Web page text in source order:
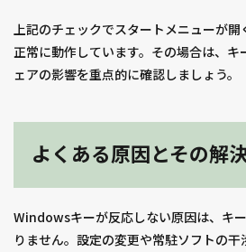
上記のチェックでスタートメニューが
正常に動作しています。その場合は、キ
ェアの影響を重点的に確認しましょう。
よくある原因とその解
Windowsキーが反応しない原因は、キ
りません。設定の変更や常駐ソフトの